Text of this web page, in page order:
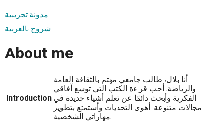
مدونة تجريبية
شروح بالعربية
About me
Introduction
أنا بلال، طالب جامعي مهتم بالثقافة العامة
والرياضة. أحب قراءة الكتب التي توسع آفاقي
الفكرية وأبحث دائمًا عن تعلم أشياء جديدة في
مجالات متنوعة. أهوى التحديات وأستمتع بتطوير
مهاراتي الشخصية.